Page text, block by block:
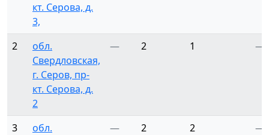
кт. Серова, д.
3,
2
обл.
Свердловская,
г. Серов, пр-
кт. Серова, д.
2
— 2 1 —
3
обл.
— 2 2 —